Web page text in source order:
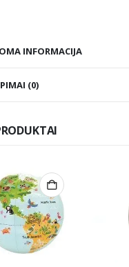
INFORMACIJA
(0)